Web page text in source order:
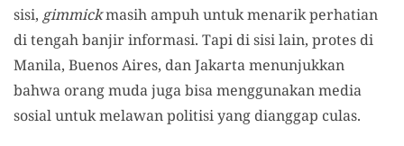
sisi, gimmickmasih ampuh untuk menarik perhatian
di tengah banjir informasi. Tapi di sisi lain, protes di
Manila, Buenos Aires, dan Jakarta menunjukkan
bahwa orang muda juga bisa menggunakan media
sosial untuk melawan politisi yang dianggap culas.